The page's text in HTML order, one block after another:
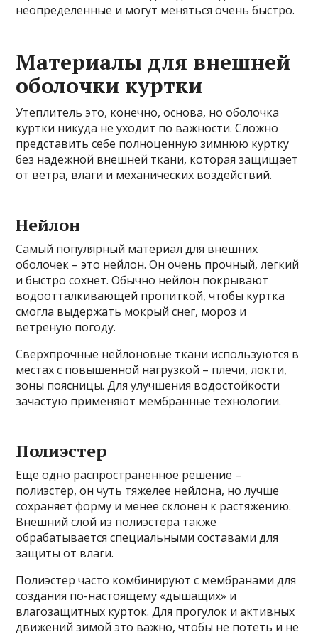
неопределенные и могут меняться очень быстро.
Материалы для внешней
оболочки куртки
Утеплитель это, конечно, основа, но оболочка
куртки никуда не уходит по важности. Сложно
представить себе полноценную зимнюю куртку
без надежной внешней ткани, которая защищает
от ветра, влаги и механических воздействий.
Нейлон
Самый популярный материал для внешних
оболочек – это нейлон. Он очень прочный, легкий
и быстро сохнет. Обычно нейлон покрывают
водоотталкивающей пропиткой, чтобы куртка
смогла выдержать мокрый снег, мороз и
ветреную погоду.
Сверхпрочные нейлоновые ткани используются в
местах с повышенной нагрузкой – плечи, локти,
зоны поясницы. Для улучшения водостойкости
зачастую применяют мембранные технологии.
Полиэстер
Еще одно распространенное решение –
полиэстер, он чуть тяжелее нейлона, но лучше
сохраняет форму и менее склонен к растяжению.
Внешний слой из полиэстера также
обрабатывается специальными составами для
защиты от влаги.
Полиэстер часто комбинируют с мембранами для
создания по-настоящему «дышащих» и
влагозащитных курток. Для прогулок и активных
движений зимой это важно, чтобы не потеть и не